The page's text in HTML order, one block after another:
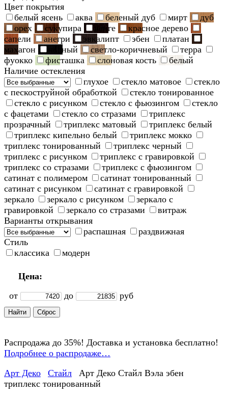
Цвет покрытия
белый ясень
аква беленый дуб мирт
дуб
орех
сукупира венге
красное дерево
сапели
анегри эвкалипт эбен
платан
махагон
черный светло-коричневый
терра
фуокко
фисташка слоновая кость
белый
Наличие остекления
глухое
стекло матовое
стекло
с пескоструйной обработкой
стекло тонированное
стекло с рисунком
стекло с фьюзингом
стекло
с фацетами
стекло со стразами
триплекс
прозрачный
триплекс матовый
триплекс белый
триплекс кипельно белый
триплекс мокко
триплекс тонированный
триплекс черный
триплекс с рисунком
триплекс с гравировкой
триплекс со стразами
триплекс с фьюзингом
сатинат с полимером
сатинат тонированный
сатинат с рисунком
сатинат с гравировкой
зеркало
зеркало с рисунком
зеркало с
гравировкой
зеркало со стразами
витраж
Варианты открывания
распашная
раздвижная
Стиль
классика
модерн
Цена:
от
до руб
Распродажа до 35%! Доставка и установка бесплатно!
Подробнее о распродаже…
Арт Деко
Стайл
Арт Деко Стайл Вэла эбен
триплекс тонированный